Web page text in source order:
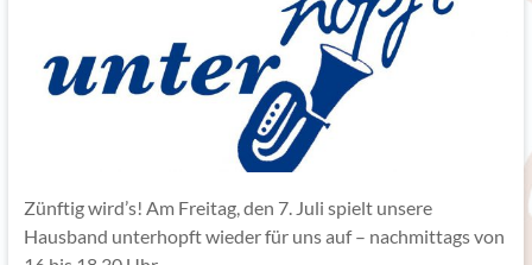
Zünftig wird’s! Am Freitag, den 7. Juli spielt unsere
Hausband unterhopft wieder für uns auf – nachmittags von